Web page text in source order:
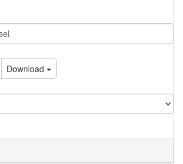
Download